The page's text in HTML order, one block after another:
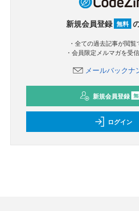
新規会員登録 無料
・全ての過去記事が閲覧
・会員限定メルマガを受
メールバックナ
新規会員登録
ログイン